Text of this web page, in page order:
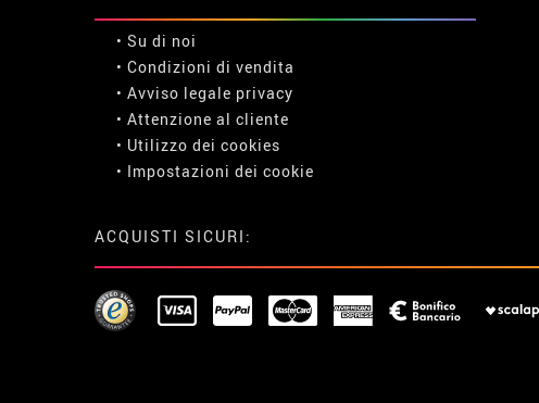
• Su di noi
• Condizioni di vendita
• Avviso legale privacy
• Attenzione al cliente
• Utilizzo dei cookies
• Impostazioni dei cookie
ACQUISTI SICURI: